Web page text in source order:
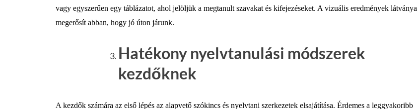
vagy egyszerűen egy táblázatot, ahol jelöljük a megtanult szavakat és kifejezéseket. A vizuális eredmények látványa
megerősít abban, hogy jó úton járunk.
Hatékony nyelvtanulási módszerek
kezdőknek
A kezdők számára az első lépés az alapvető szókincs és nyelvtani szerkezetek elsajátítása. Érdemes a leggyakoribb